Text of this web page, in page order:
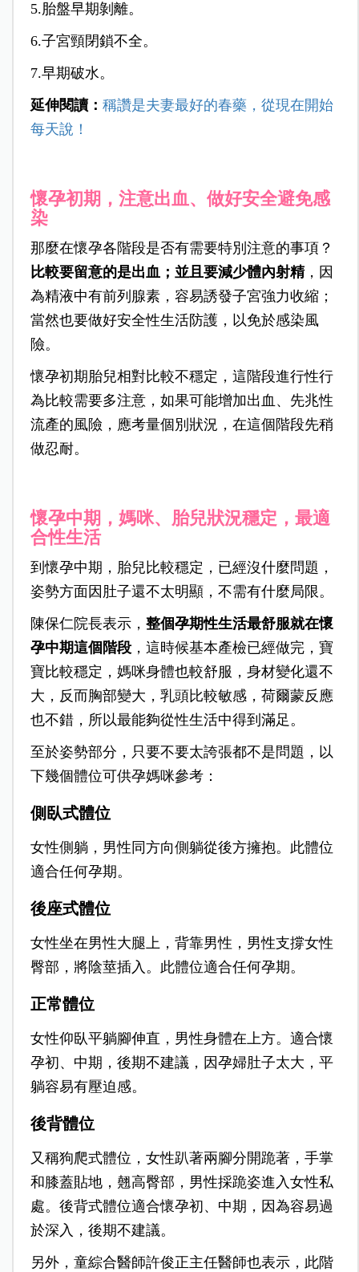
5.胎盤早期剝離。
6.子宮頸閉鎖不全。
7.早期破水。
延伸閱讀： 稱讚是夫妻最好的春藥，從現在開始
每天說！
懷孕初期，注意出血、做好安全避免感
染
那麼在懷孕各階段是否有需要特別注意的事項？
比較要留意的是出血；並且要減少體內射精，因
為精液中有前列腺素，容易誘發子宮強力收縮；
當然也要做好安全性生活防護，以免於感染風
險。
懷孕初期胎兒相對比較不穩定，這階段進行性行
為 比較需要多注意，如果可能增加出血、先兆性
流產的風險，應考量個別狀況，在這個階段先稍
做忍耐。
懷孕中期，媽咪、胎兒狀況穩定，最適
合性生活
到懷孕中期，胎兒比較穩定，已經沒什麼問題，
姿勢方面因肚子還不太明顯，不需有什麼局限。
陳保仁院長表示， 整個孕期性生活最舒服就在懷
孕中期這個階段，這時候基本產檢已經做完，寶
寶比較穩定，媽咪身體也較舒服，身材變化還不
大，反而胸部變大，乳頭比較敏感，荷爾蒙反應
也不錯，所以最能夠從性生活中得到滿足。
至於姿勢部分，只要不要太誇張都不是問題，以
下幾個體位可供孕媽咪參考：
側臥式體位
女性側躺，男性同方向側躺從後方擁抱。此體位
適合任何孕期。
後座式體位
女性坐在男性大腿上，背靠男性，男性支撐女性
臀部，將陰莖插入。此體位適合任何孕期。
正常體位
女性仰臥平躺腳伸直，男性身體在上方。適合懷
孕初、中期，後期不建議，因孕婦肚子太大，平
躺容易有壓迫感。
後背體位
又稱狗爬式體位，女性趴著兩腳分開跪著，手掌
和膝蓋貼地，翹高臀部，男性採跪姿進入女性私
處。後背式體位適合懷孕初、中期，因為容易過
於深入，後期不建議。
另外，童綜合醫師許俊正主任醫師也表示，此階